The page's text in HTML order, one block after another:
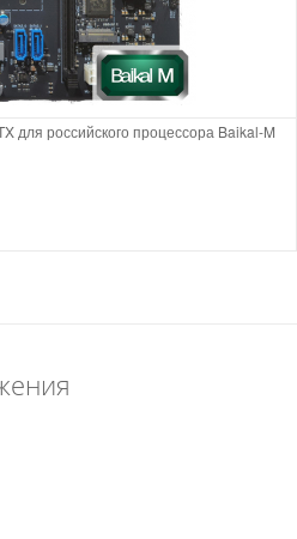
для российского процессора Baikal-M